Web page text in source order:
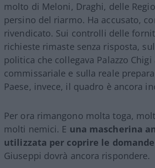
molto di Meloni, Draghi, delle
persino del riarmo. Ha accusato,
rivendicato. Sui controlli delle
richieste rimaste senza risposta,
politica che collegava Palazzo
commissariale e sulla reale
Paese, invece, il quadro è ancora
Per ora rimangono molta toga,
molti nemici. E una mascherina
utilizzata per coprire le domande
Giuseppi dovrà ancora rispondere.